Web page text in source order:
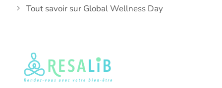
Tout savoir sur Global Wellness Day